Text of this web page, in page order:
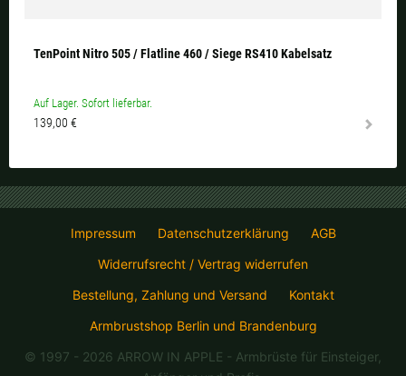
TenPoint Nitro 505 / Flatline 460 / Siege RS410 Kabelsatz
Auf Lager. Sofort lieferbar.
139,00 €
Impressum Datenschutzerklärung
AGB
Widerrufsrecht / Vertrag widerrufen
Bestellung, Zahlung und Versand
Kontakt
Armbrustshop Berlin und Brandenburg
© 1997 - 2026 ARROW IN APPLE - Armbrüste für Einsteiger,